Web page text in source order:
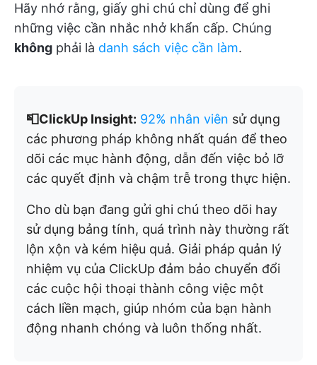
Hãy nhớ rằng, giấy ghi chú chỉ dùng để ghi
những việc cần nhắc nhở khẩn cấp. Chúng
không phải là danh sách việc cần làm.
📮ClickUp Insight: 92% nhân viên sử dụng
các phương pháp không nhất quán để theo
dõi các mục hành động, dẫn đến việc bỏ lỡ
các quyết định và chậm trễ trong thực hiện.
Cho dù bạn đang gửi ghi chú theo dõi hay
sử dụng bảng tính, quá trình này thường rất
lộn xộn và kém hiệu quả. Giải pháp quản lý
nhiệm vụ của ClickUp đảm bảo chuyển đổi
các cuộc hội thoại thành công việc một
cách liền mạch, giúp nhóm của bạn hành
động nhanh chóng và luôn thống nhất.